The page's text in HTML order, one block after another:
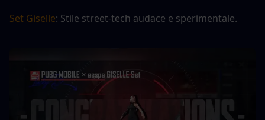
Set Giselle: Stile street-tech audace e sperimentale.